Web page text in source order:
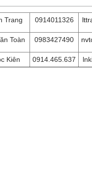
Trang 0914011326
Toàn 0983427490
Kiên 0914.465.637